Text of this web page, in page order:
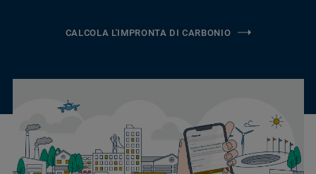
CALCOLA L'IMPRONTA DI CARBONIO